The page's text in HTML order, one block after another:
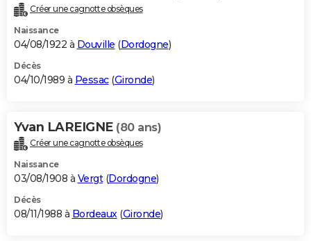
Créer une cagnotte obsèques
Naissance
04/08/1922 à Douville (Dordogne)
Décès
04/10/1989 à Pessac(Gironde)
Yvan LAREIGNE (80 ans)
Créer une cagnotte obsèques
Naissance
03/08/1908 à Vergt(Dordogne)
Décès
08/11/1988 à Bordeaux(Gironde)